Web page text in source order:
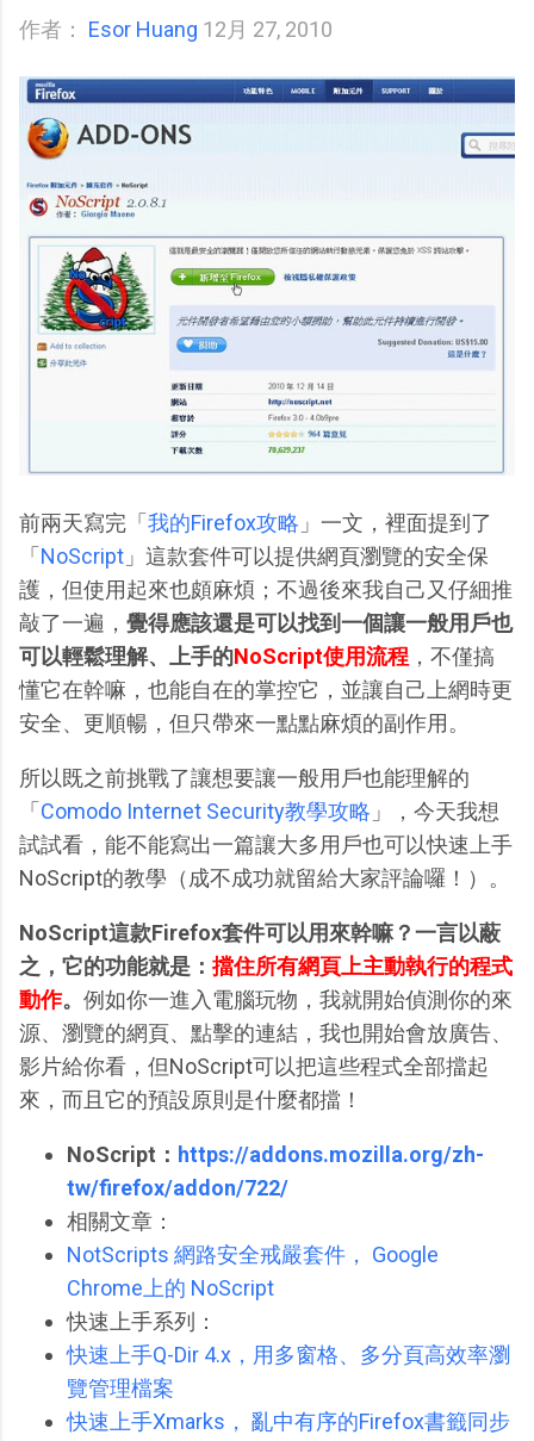
作者： Esor Huang 12月 27, 2010
前兩天寫完「 我的Firefox攻略 」一文，裡面提到了
「 NoScript 」這款套件可以提供網頁瀏覽的安全保
護，但使用起來也頗麻煩；不過後來我自己又仔細推
敲了一遍， 覺得應該還是可以找到一個讓一般用戶也
可以輕鬆理解、上手的NoScript使用流程 ，不僅搞
懂它在幹嘛，也能自在的掌控它，並讓自己上網時更
安全、更順暢，但只帶來一點點麻煩的副作用。
所以既之前挑戰了讓想要讓一般用戶也能理解的
「 Comodo Internet Security教學攻略 」，今天我想
試試看，能不能寫出一篇讓大多用戶也可以快速上手
NoScript的教學（成不成功就留給大家評論囉！）。
NoScript這款Firefox套件可以用來幹嘛？一言以蔽
之，它的功能就是： 擋住所有網頁上主動執行的程式
動作。 例如你一進入電腦玩物，我就開始偵測你的來
源、瀏覽的網頁、點擊的連結，我也開始會放廣告、
影片給你看，但NoScript可以把這些程式全部擋起
來，而且它的預設原則是什麼都擋！
NoScript： https://addons.mozilla.org/zh-
tw/firefox/addon/722/
相關文章：
NotScripts 網路安全戒嚴套件， Google
Chrome上的 NoScript
快速上手系列：
快速上手Q-Dir 4.x，用多窗格、多分頁高效率瀏
覽管理檔案
快速上手Xmarks， 亂中有序的Firefox書籤同步